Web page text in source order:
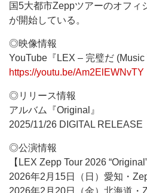
国5大都市Zeppツアーのオフィ
が開始している。
◎映像情報
YouTube『LEX – 完璧だ (Music
https://youtu.be/Am2ElEWNvTY
◎リリース情報
アルバム『Original』
2025/11/26 DIGITAL RELEASE
◎公演情報
【LEX Zepp Tour 2026 “Original”
2026年2月15日（日）愛知・
2026年2月20日（金）北海道・